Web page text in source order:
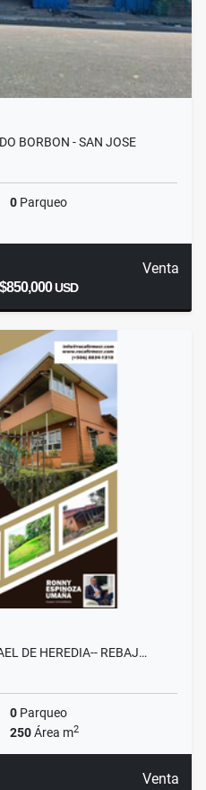
BORBON - SAN JOSE
0 Parqueo
Venta
USD
DE HEREDIA-- REBAJ…
0 Parqueo
250Área m2
Venta